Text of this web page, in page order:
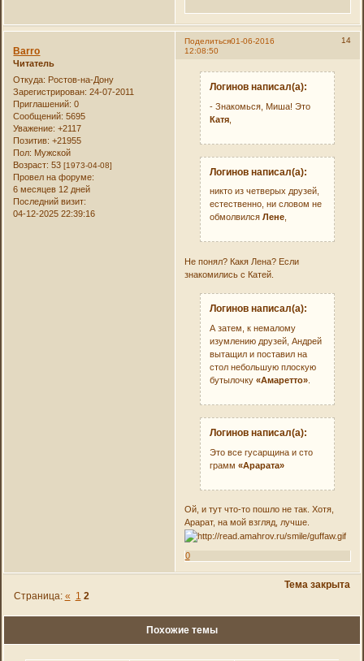
Поделиться 14
01-06-2016
12:08:50
Barro
Читатель
Откуда: Ростов-на-Дону
Зарегистрирован: 24-07-2011
Приглашений: 0
Сообщений: 5695
Уважение: +2117
Позитив: +21955
Пол: Мужской
Возраст: 53[1973-04-08]
Провел на форуме:
6 месяцев 12 дней
Последний визит:
04-12-2025 22:39:16
Логинов написал(а):
- Знакомься, Миша! Это
Катя
Логинов написал(а):
никто из четверых друзей,
естественно, ни словом не
обмолвилсяЛене
Не понял? Какя Лена? Если
знакомились с Катей.
Логинов написал(а):
А затем, к немалому
изумлению друзей, Андрей
вытащил и поставил на
стол небольшую плоскую
бутылочку«Амаретто»
Логинов написал(а):
Это все гусарщина и сто
грамм«Арарата»
Ой, и тут что-то пошло не так. Хотя,
Арарат, на мой взгляд, лучше.
0
Тема закрыта
Страница: « 1 2
Похожие темы